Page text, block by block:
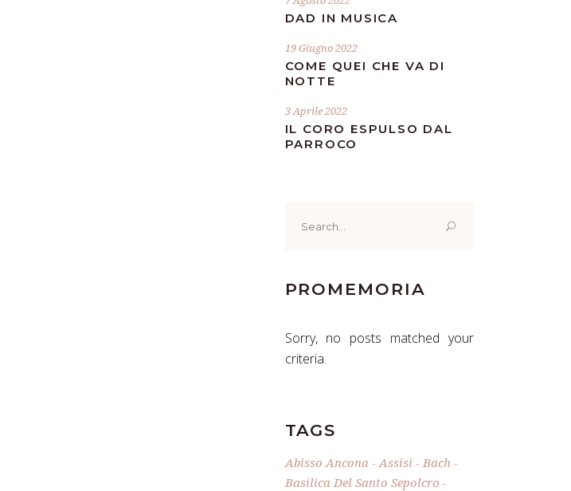
DAD IN MUSICA
19 Giugno 2022
COME QUEI CHE VA DI
NOTTE
3 Aprile 2022
IL CORO ESPULSO DAL
PARROCO
for:
PROMEMORIA
Sorry, no posts matched your
criteria.
TAGS
Abisso Ancona Assisi
Bach
Basilica Del Santo Sepolcro